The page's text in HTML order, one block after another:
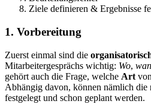
Ziele definieren & Ergebnisse
1. Vorbereitung
Zuerst einmal sind die
Mitarbeitergesprächs wichtig: Wo,
gehört auch die Frage, welche Art
Abhängig davon, können nämlich die
festgelegt und schon geplant werden.